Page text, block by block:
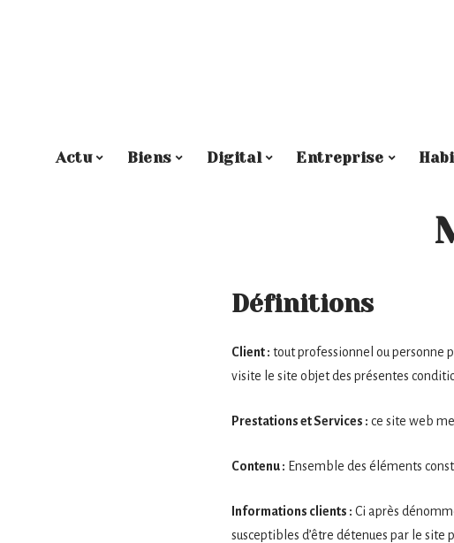
Actu Biens Digital Entreprise
Définitions
Client : tout professionnel ou personne
visite le site objet des présentes
Prestations et Services : ce site web
Contenu : Ensemble des éléments
Informations clients : Ci après
susceptibles d’être détenues par le